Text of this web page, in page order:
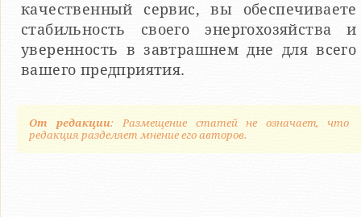
качественный сервис, вы обеспечиваете
стабильность своего энергохозяйства и
уверенность в завтрашнем дне для всего
вашего предприятия.
От редакции: Размещение статей не означает, что
редакция разделяет мнение его авторов.